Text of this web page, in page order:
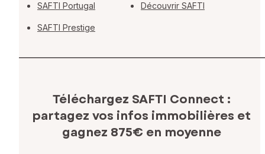
SAFTI Portugal
SAFTI Prestige
Découvrir SAFTI
Téléchargez SAFTI Connect :
partagez vos infos immobilières et
gagnez 875€ en moyenne